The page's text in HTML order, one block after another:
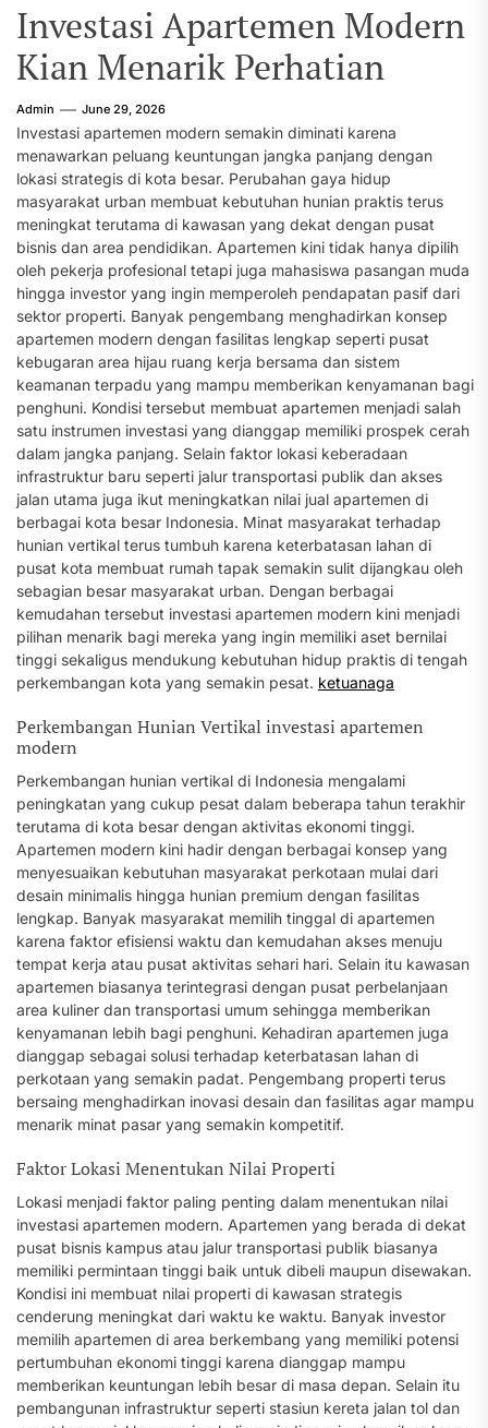
Investasi Apartemen Modern
Kian Menarik Perhatian
Admin June 29, 2026
Investasi apartemen modern semakin diminati karena
menawarkan peluang keuntungan jangka panjang dengan
lokasi strategis di kota besar. Perubahan gaya hidup
masyarakat urban membuat kebutuhan hunian praktis terus
meningkat terutama di kawasan yang dekat dengan pusat
bisnis dan area pendidikan. Apartemen kini tidak hanya dipilih
oleh pekerja profesional tetapi juga mahasiswa pasangan muda
hingga investor yang ingin memperoleh pendapatan pasif dari
sektor properti. Banyak pengembang menghadirkan konsep
apartemen modern dengan fasilitas lengkap seperti pusat
kebugaran area hijau ruang kerja bersama dan sistem
keamanan terpadu yang mampu memberikan kenyamanan bagi
penghuni. Kondisi tersebut membuat apartemen menjadi salah
satu instrumen investasi yang dianggap memiliki prospek cerah
dalam jangka panjang. Selain faktor lokasi keberadaan
infrastruktur baru seperti jalur transportasi publik dan akses
jalan utama juga ikut meningkatkan nilai jual apartemen di
berbagai kota besar Indonesia. Minat masyarakat terhadap
hunian vertikal terus tumbuh karena keterbatasan lahan di
pusat kota membuat rumah tapak semakin sulit dijangkau oleh
sebagian besar masyarakat urban. Dengan berbagai
kemudahan tersebut investasi apartemen modern kini menjadi
pilihan menarik bagi mereka yang ingin memiliki aset bernilai
tinggi sekaligus mendukung kebutuhan hidup praktis di tengah
perkembangan kota yang semakin pesat. ketuanaga
Perkembangan Hunian Vertikal investasi apartemen
modern
Perkembangan hunian vertikal di Indonesia mengalami
peningkatan yang cukup pesat dalam beberapa tahun terakhir
terutama di kota besar dengan aktivitas ekonomi tinggi.
Apartemen modern kini hadir dengan berbagai konsep yang
menyesuaikan kebutuhan masyarakat perkotaan mulai dari
desain minimalis hingga hunian premium dengan fasilitas
lengkap. Banyak masyarakat memilih tinggal di apartemen
karena faktor efisiensi waktu dan kemudahan akses menuju
tempat kerja atau pusat aktivitas sehari hari. Selain itu kawasan
apartemen biasanya terintegrasi dengan pusat perbelanjaan
area kuliner dan transportasi umum sehingga memberikan
kenyamanan lebih bagi penghuni. Kehadiran apartemen juga
dianggap sebagai solusi terhadap keterbatasan lahan di
perkotaan yang semakin padat. Pengembang properti terus
bersaing menghadirkan inovasi desain dan fasilitas agar mampu
menarik minat pasar yang semakin kompetitif.
Faktor Lokasi Menentukan Nilai Properti
Lokasi menjadi faktor paling penting dalam menentukan nilai
investasi apartemen modern. Apartemen yang berada di dekat
pusat bisnis kampus atau jalur transportasi publik biasanya
memiliki permintaan tinggi baik untuk dibeli maupun disewakan.
Kondisi ini membuat nilai properti di kawasan strategis
cenderung meningkat dari waktu ke waktu. Banyak investor
memilih apartemen di area berkembang yang memiliki potensi
pertumbuhan ekonomi tinggi karena dianggap mampu
memberikan keuntungan lebih besar di masa depan. Selain itu
pembangunan infrastruktur seperti stasiun kereta jalan tol dan